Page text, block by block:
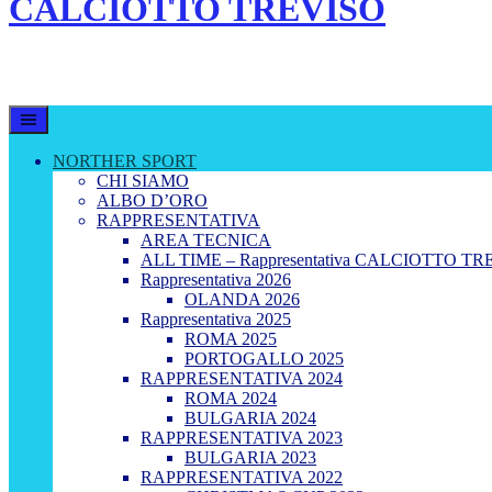
CALCIOTTO TREVISO
NORTHER SPORT
CHI SIAMO
ALBO D’ORO
RAPPRESENTATIVA
AREA TECNICA
ALL TIME – Rappresentativa CALCIOTTO
Rappresentativa 2026
OLANDA 2026
Rappresentativa 2025
ROMA 2025
PORTOGALLO 2025
RAPPRESENTATIVA 2024
ROMA 2024
BULGARIA 2024
RAPPRESENTATIVA 2023
BULGARIA 2023
RAPPRESENTATIVA 2022